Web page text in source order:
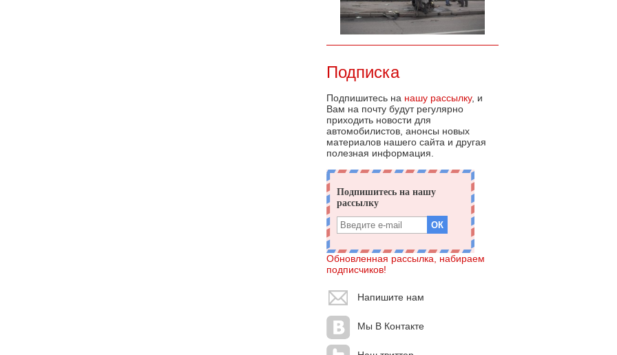
Подписка
Подпишитесь на нашу рассылку, и
Вам на почту будут регулярно
приходить новости для
автомобилистов, анонсы новых
материалов нашего сайта и другая
полезная информация.
Обновленная рассылка, набираем
подписчиков!
Напишите нам
Мы В Контакте